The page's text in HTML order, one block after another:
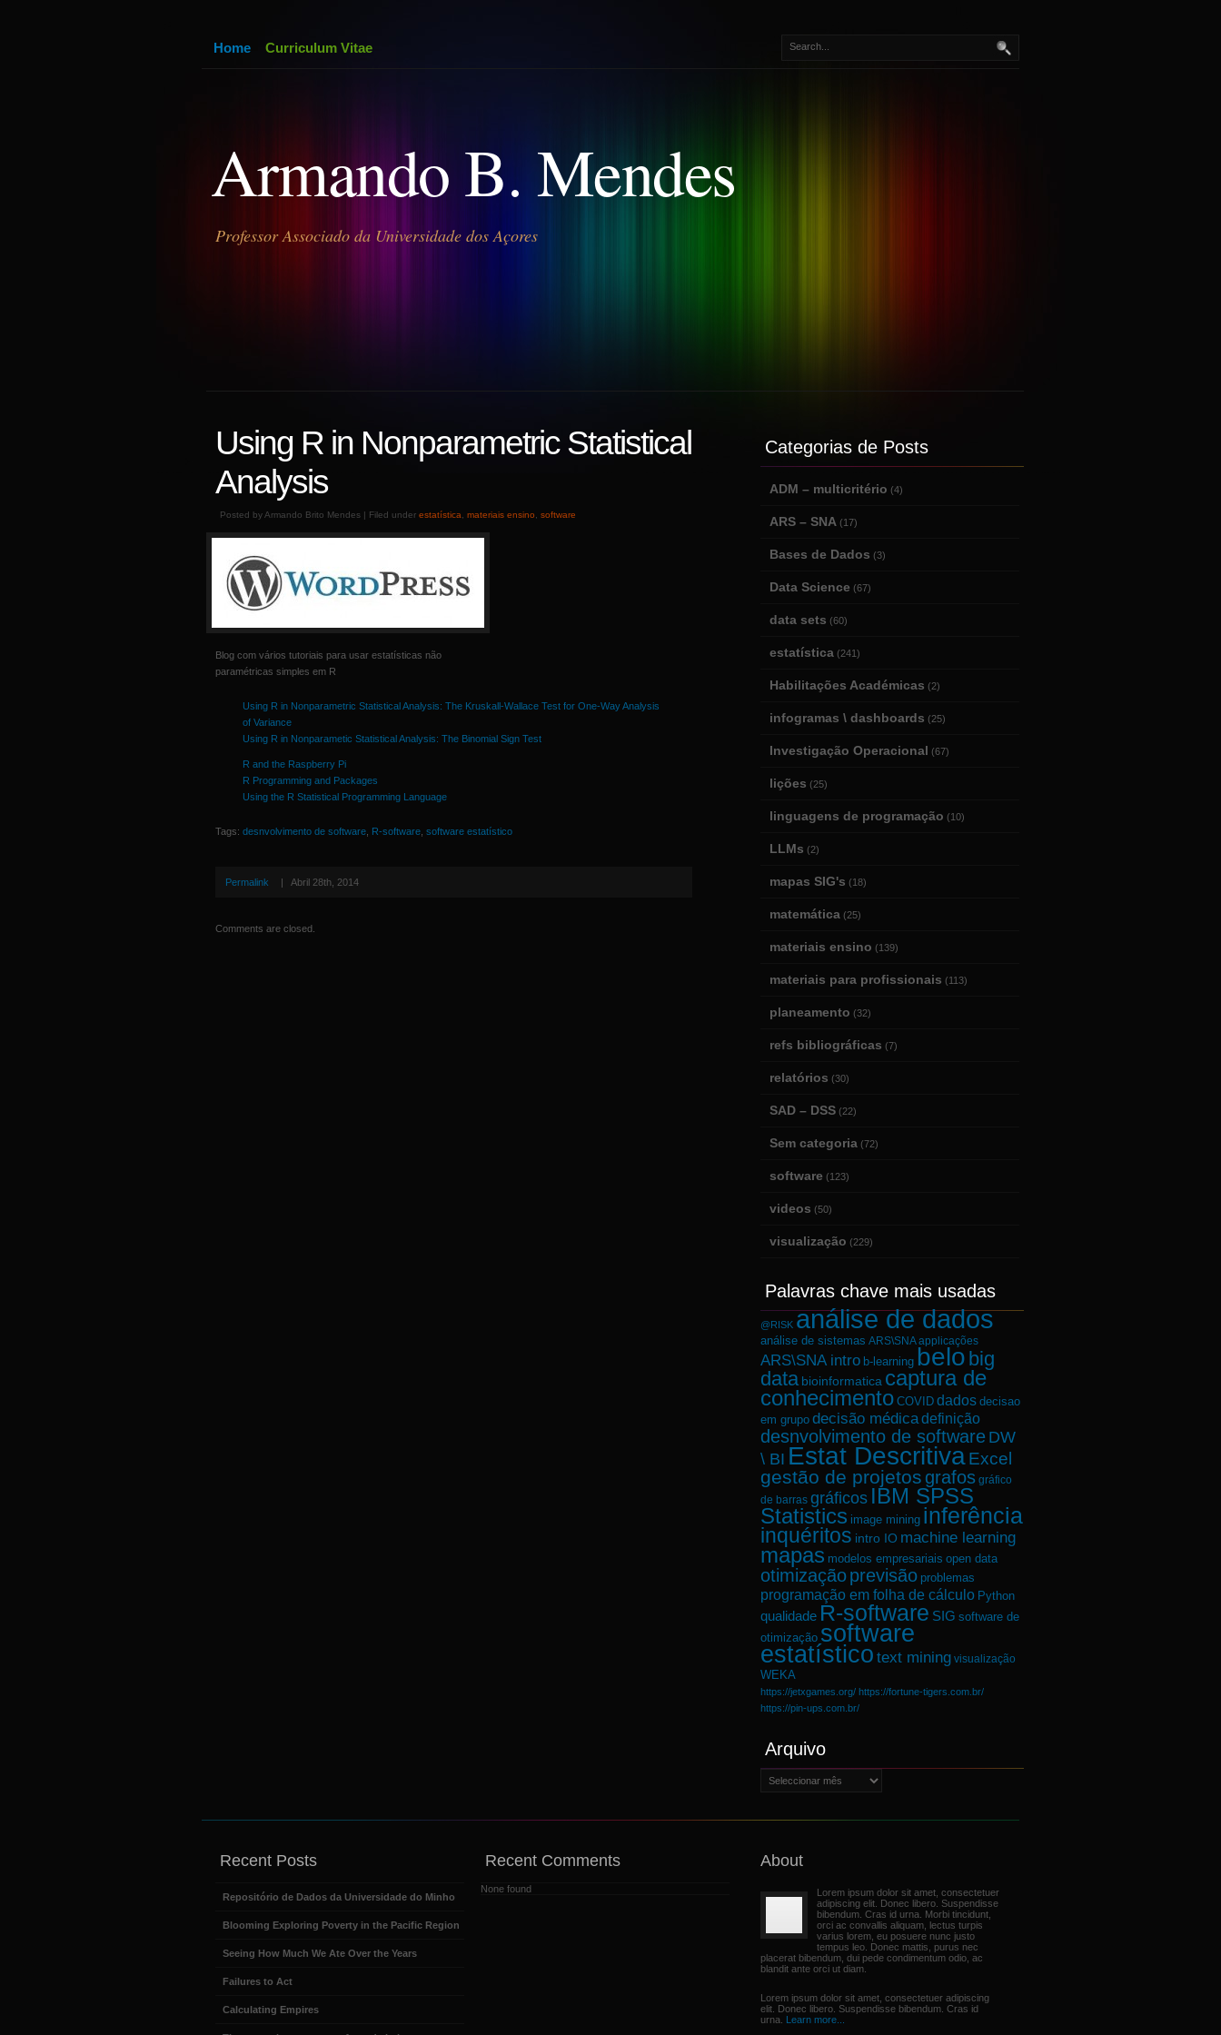
Armando B. Mendes
Professor Associado da Universidade dos Açores
Home Curriculum Vitae
Using R in Nonparametric Statistical
Analysis
Posted by Armando Brito Mendes | Filed under estatística materiais ensino software
Blog com vários tutoriais para usar estatísticas não
paramétricas simples em R
Using R in Nonparametric Statistical Analysis: The Kruskall-Wallace Test for One-Way Analysis
of Variance
Using R in Nonparametic Statistical Analysis: The Binomial Sign Test
R and the Raspberry Pi
R Programming and Packages
Using the R Statistical Programming Language
Tags: desnvolvimento de software R-software software estatístico
Permalink | Abril 28th, 2014
Comments are closed.
Categorias de Posts
ADM – multicritério (4)
ARS – SNA (17)
Bases de Dados (3)
Data Science (67)
data sets (60)
estatística (241)
Habilitações Académicas (2)
infogramas \ dashboards (25)
Investigação Operacional (67)
lições (25)
linguagens de programação (10)
LLMs (2)
mapas SIG's (18)
matemática (25)
materiais ensino (139)
materiais para profissionais (113)
planeamento (32)
refs bibliográficas (7)
relatórios (30)
SAD – DSS (22)
Sem categoria (72)
software (123)
videos (50)
visualização (229)
Palavras chave mais usadas
@RISK análise de dados
análise de sistemas ARS\SNA applicações
ARS\SNA intro b-learning belo big
data bioinformatica captura de
conhecimento COVID dados decisao
em grupo decisão médicadefinição
desnvolvimento de software DW
\ BI Estat DescritivaExcel
gestão de projetos grafos gráfico
de barras gráficos IBM SPSS
Statistics image mining inferência
inquéritos intro IO machine learning
mapas modelos empresariais open data
otimizaçãoprevisão problemas
programação em folha de cálculo Python
qualidade R-software SIG software de
otimização software
estatístico text mining visualização
WEKA
https://jetxgames.org/ https://fortune-tigers.com.br/
https://pin-ups.com.br/
Arquivo
Arquivo
Recent Posts
Repositório de Dados da Universidade do Minho
Blooming Exploring Poverty in the Pacific Region
Seeing How Much We Ate Over the Years
Failures to Act
Calculating Empires
Recent Comments
None found
About
Lorem ipsum dolor sit amet, consectetuer
adipiscing elit. Donec libero. Suspendisse
bibendum. Cras id urna. Morbi tincidunt,
orci ac convallis aliquam, lectus turpis
varius lorem, eu posuere nunc justo
tempus leo. Donec mattis, purus nec
placerat bibendum, dui pede condimentum odio, ac
blandit ante orci ut diam.
Lorem ipsum dolor sit amet, consectetuer adipiscing
elit. Donec libero. Suspendisse bibendum. Cras id
urna. Learn more...